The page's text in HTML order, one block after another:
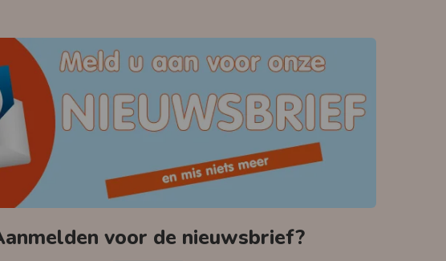
voor de nieuwsbrief?